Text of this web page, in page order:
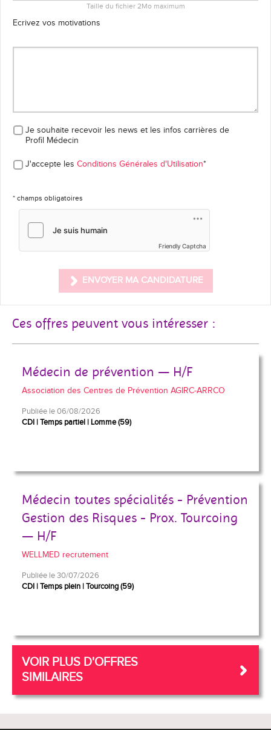
Taille du fichier 2Mo maximum
Ecrivez vos motivations
Je souhaite recevoir les news et les infos carrières de
Profil Médecin
J'accepte les Conditions Générales d'Utilisation*
* champs obligatoires
Friendly Captcha
ENVOYER MA CANDIDATURE
Ces offres peuvent vous intéresser :
Médecin de prévention — H/F
Association des Centres de Prévention AGIRC-ARRCO
Publiée le 06/08/2026
CDI Temps partiel Lomme (59)
Médecin toutes spécialités - Prévention
Gestion des Risques - Prox. Tourcoing
— H/F
WELLMED recrutement
Publiée le 30/07/2026
CDI Temps plein Tourcoing (59)
VOIR PLUS D'OFFRES
SIMILAIRES